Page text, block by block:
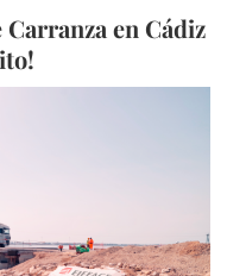
Carranza en Cádiz